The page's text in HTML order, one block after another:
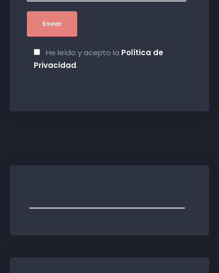
He leído y acepto la Política de
Privacidad.